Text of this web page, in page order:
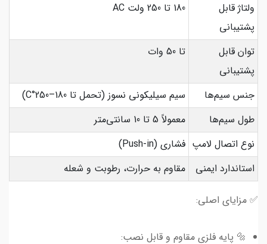
ولتاژ قابل
پشتیبانی
180 تا 250 ولت AC
توان قابل
پشتیبانی
تا 50 وات
جنس سیم‌ها
سیم سیلیکونی نسوز (تحمل تا 180–250°C)
طول سیم‌ها
معمولاً 5 تا 10 سانتی‌متر
نوع اتصال لامپ فشاری (Push-in)
استاندارد ایمنی
مقاوم به حرارت، رطوبت و شعله
✅ مزایای اصلی:
🔩 پایه فلزی مقاوم و قابل نصب: